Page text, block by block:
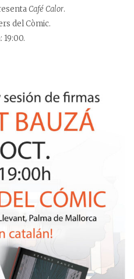
Café Calor.
del Còmic.
19:00.